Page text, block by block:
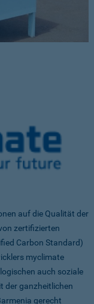
auf die Qualität der
zertifizierten
Carbon Standard)
myclimate
auch soziale
der ganzheitlichen
gerecht